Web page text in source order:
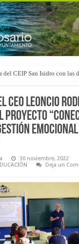
del CEIP San Isidro con
CEO Leoncio
proyecto
30 noviembre, 2022
Deja un